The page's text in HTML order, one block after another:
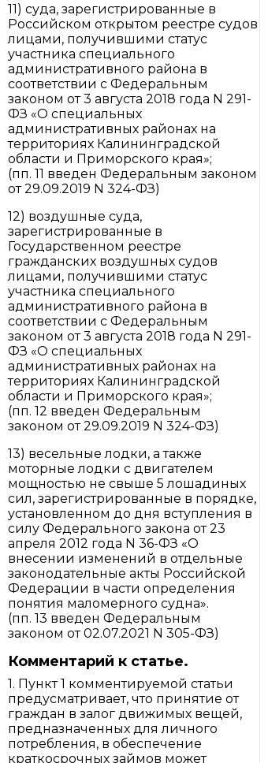
11) суда, зарегистрированные в
Российском открытом реестре судов
лицами, получившими статус
участника специального
административного района в
соответствии с Федеральным
законом от 3 августа 2018 года N 291-
ФЗ «О специальных
административных районах на
территориях Калининградской
области и Приморского края»;
(пп. 11 введен Федеральным законом
от 29.09.2019 N 324-ФЗ)
12) воздушные суда,
зарегистрированные в
Государственном реестре
гражданских воздушных судов
лицами, получившими статус
участника специального
административного района в
соответствии с Федеральным
законом от 3 августа 2018 года N 291-
ФЗ «О специальных
административных районах на
территориях Калининградской
области и Приморского края»;
(пп. 12 введен Федеральным
законом от 29.09.2019 N 324-ФЗ)
13) весельные лодки, а также
моторные лодки с двигателем
мощностью не свыше 5 лошадиных
сил, зарегистрированные в порядке,
установленном до дня вступления в
силу Федерального закона от 23
апреля 2012 года N 36-ФЗ «О
внесении изменений в отдельные
законодательные акты Российской
Федерации в части определения
понятия маломерного судна».
(пп. 13 введен Федеральным
законом от 02.07.2021 N 305-ФЗ)
Комментарий к статье.
1. Пункт 1 комментируемой статьи
предусматривает, что принятие от
граждан в залог движимых вещей,
предназначенных для личного
потребления, в обеспечение
краткосрочных займов может